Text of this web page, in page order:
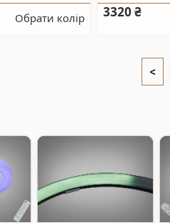
Обрати колір 3320 ₴
<